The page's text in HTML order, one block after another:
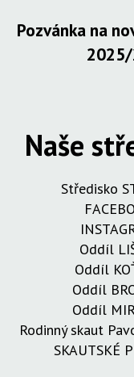
Pozvánka na
Naše
Středisko
Oddíl
Oddíl
Oddíl
Oddíl
Rodinný skaut
SKAUTSKÉ